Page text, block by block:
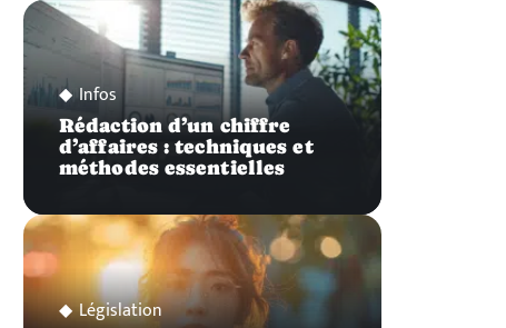
Infos
Rédaction d’un chiffre
d’affaires : techniques et
méthodes essentielles
Législation